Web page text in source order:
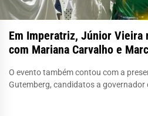
Em Imperatriz, Júnior Vieira
com Mariana Carvalho e
O evento também contou com a
Gutemberg, candidatos a governador